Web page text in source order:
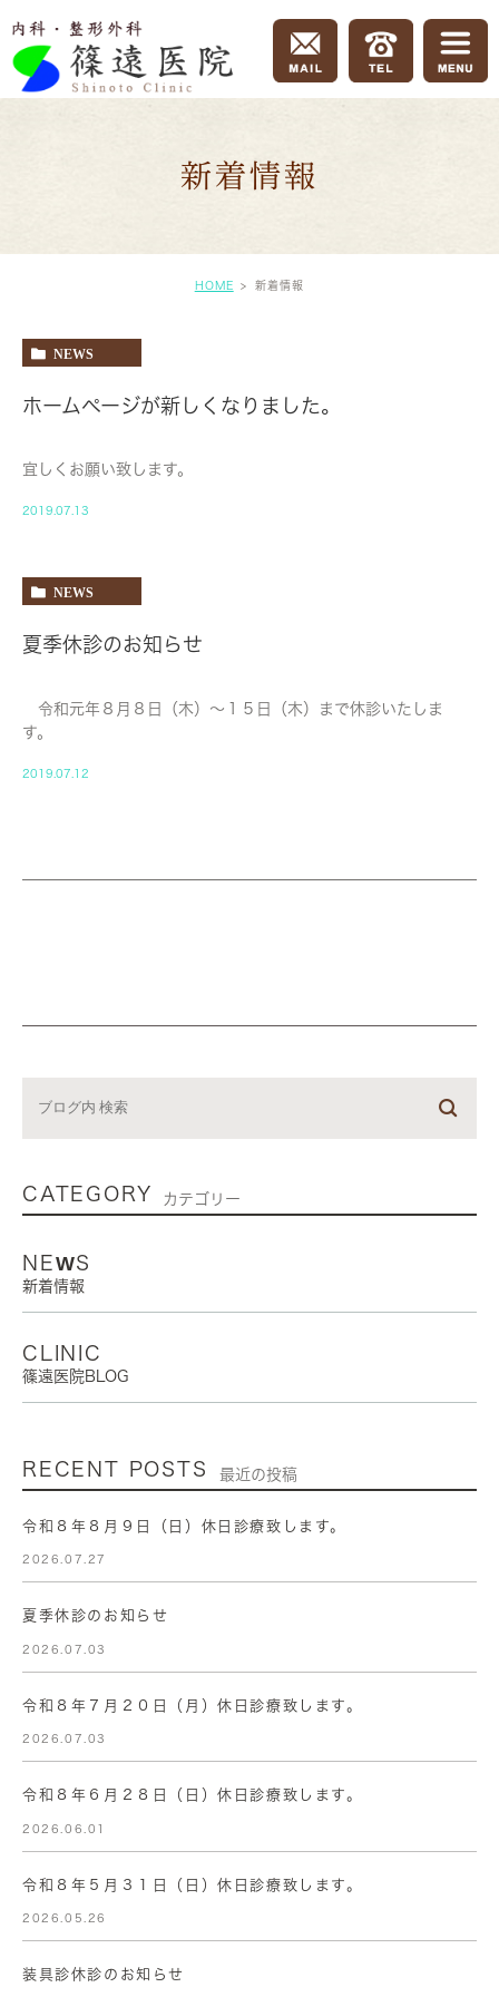
新着情報
HOME 新着情報
NEWS
ホームページが新しくなりました。
宜しくお願い致します。
2019.07.13
NEWS
夏季休診のお知らせ
令和元年８月８日（木）〜１５日（木）まで休診いたしま
す。
2019.07.12
CATEGORY カテゴリー
NEWS
新着情報
CLINIC
篠遠医院BLOG
RECENT POSTS 最近の投稿
令和８年８月９日（日）休日診療致します。
2026.07.27
夏季休診のお知らせ
2026.07.03
令和８年７月２０日（月）休日診療致します。
2026.07.03
令和８年６月２８日（日）休日診療致します。
2026.06.01
令和８年５月３１日（日）休日診療致します。
2026.05.26
装具診休診のお知らせ